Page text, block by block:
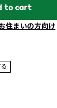
to cart
住まいの方向け